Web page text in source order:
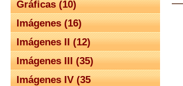
Gráficas (10)
Imágenes (16)
Imágenes II (12)
Imágenes III (35)
Imágenes IV (35